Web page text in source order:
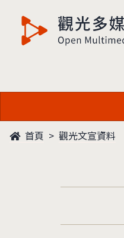
觀光多媒體開放資料
首頁 觀光文宣資料